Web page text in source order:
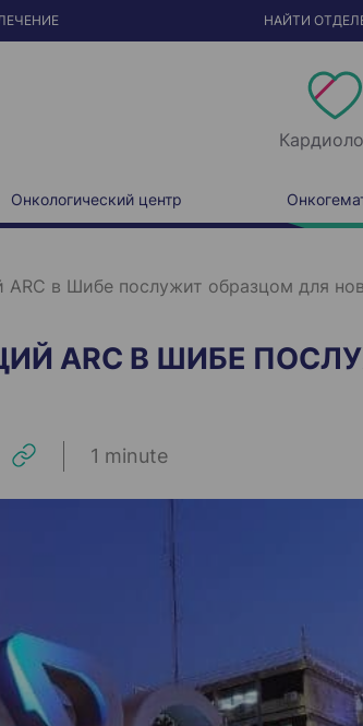
НАЙТИ
Онкологический центр
в Шибе послужит образцом для
ARC В ШИБЕ
1 minute